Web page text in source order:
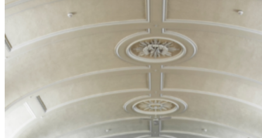
Le Pôle culturel du Monastère des Ursulines
Organisateur
Samedi 1er août 2026 de 10h à 16h *GRATUIT*
Pour toute information, contactez-nous au 418 694-1639 ou écrivez-
nous à l’adresse suivante:
programmation@monastere.caCe lien
s'ouvrira dans une nouvelle fenêtre.